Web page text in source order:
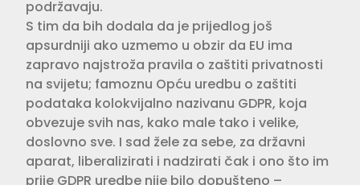
podržavaju.
S tim da bih dodala da je prijedlog još
apsurdniji ako uzmemo u obzir da EU ima
zapravo najstroža pravila o zaštiti privatnosti
na svijetu; famoznu Opću uredbu o zaštiti
podataka kolokvijalno nazivanu GDPR, koja
obvezuje svih nas, kako male tako i velike,
doslovno sve. I sad žele za sebe, za državni
aparat, liberalizirati i nadzirati čak i ono što im
prije GDPR uredbe nije bilo dopušteno –